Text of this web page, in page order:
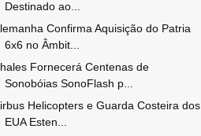
Destinado ao...
Confirma Aquisição do Patria
6x6 no Âmbit...
Fornecerá Centenas de
Sonobóias SonoFlash p...
Helicopters e Guarda Costeira dos
EUA Esten...